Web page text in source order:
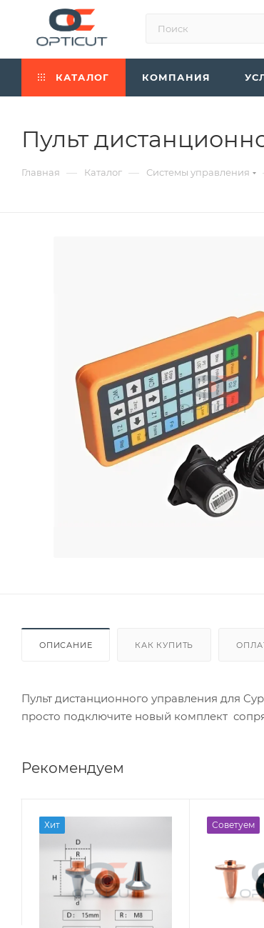
КАТАЛОГ КОМПАНИЯ
Пульт
Главная — Каталог — Системы управления
ОПИСАНИЕ КАК КУПИТЬ
Пульт дистанционного управления для
просто подключите новый комплект
Рекомендуем
Хит Советуем